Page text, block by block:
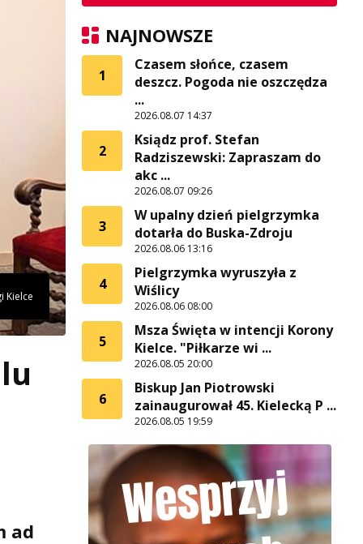
Kielce
ad
NAJNOWSZE
1
Czasem słońce, czasem
deszcz. Pogoda nie oszczędza
...
2026.08.07 14:37
2
Ksiądz prof. Stefan
Radziszewski: Zapraszam do
akc ...
2026.08.07 09:26
3
W upalny dzień pielgrzymka
dotarła do Buska-Zdroju
2026.08.06 13:16
4
Pielgrzymka wyruszyła z
Wiślicy
2026.08.06 08:00
5
Msza Święta w intencji Korony
Kielce. "Piłkarze wi ...
2026.08.05 20:00
6
Biskup Jan Piotrowski
zainaugurował 45. Kielecką P ...
2026.08.05 19:59